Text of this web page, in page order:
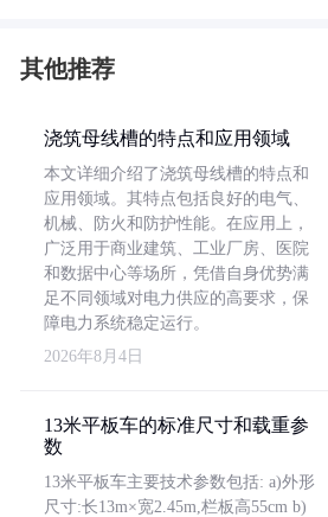
其他推荐
浇筑母线槽的特点和应用领域
本文详细介绍了浇筑母线槽的特点和
应用领域。其特点包括良好的电气、
机械、防火和防护性能。在应用上，
广泛用于商业建筑、工业厂房、医院
和数据中心等场所，凭借自身优势满
足不同领域对电力供应的高要求，保
障电力系统稳定运行。
2026年8月4日
13米平板车的标准尺寸和载重参
数
13米平板车主要技术参数包括: a)外形
尺寸:长13m×宽2.45m,栏板高55cm b)